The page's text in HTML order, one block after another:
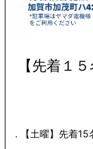
【先着１
. 【土曜】先着15